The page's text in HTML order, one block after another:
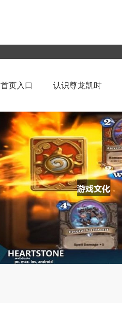
首页入口 认识尊龙凯时